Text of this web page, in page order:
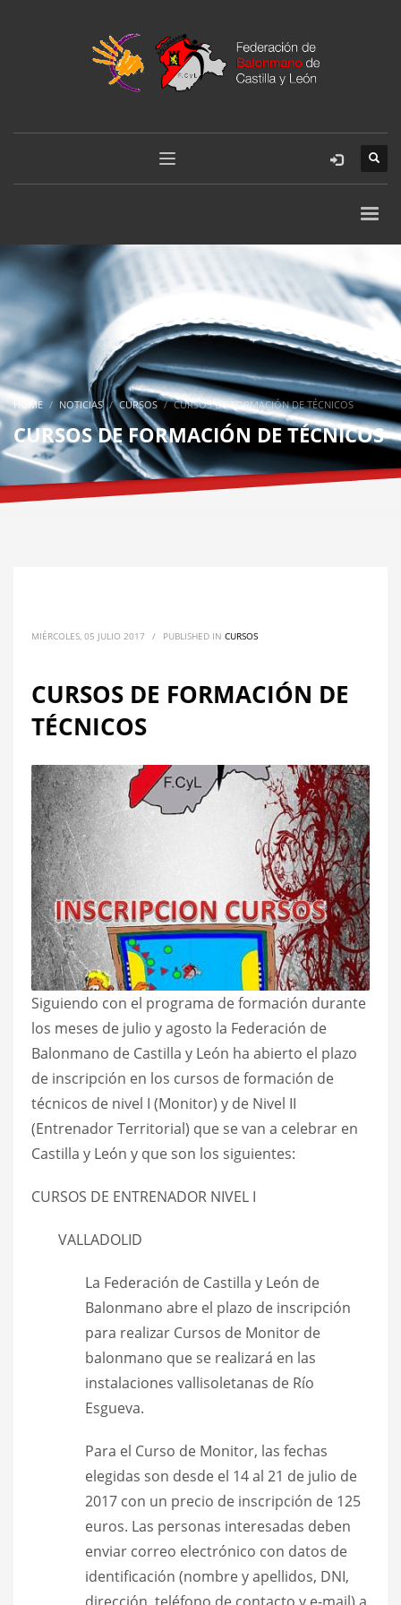
HOME NOTICIAS CURSOS CURSOS DE FORMACIÓN DE TÉCNICOS
CURSOS DE FORMACIÓN DE TÉCNICOS
MIÉRCOLES, 05 JULIO 2017 / PUBLISHED IN CURSOS
CURSOS DE FORMACIÓN DE
TÉCNICOS
Siguiendo con el programa de formación durante
los meses de julio y agosto la Federación de
Balonmano de Castilla y León ha abierto el plazo
de inscripción en los cursos de formación de
técnicos de nivel I (Monitor) y de Nivel II
(Entrenador Territorial) que se van a celebrar en
Castilla y León y que son los siguientes:
CURSOS DE ENTRENADOR NIVEL I
VALLADOLID
La Federación de Castilla y León de
Balonmano abre el plazo de inscripción
para realizar Cursos de Monitor de
balonmano que se realizará en las
instalaciones vallisoletanas de Río
Esgueva.
Para el Curso de Monitor, las fechas
elegidas son desde el 14 al 21 de julio de
2017 con un precio de inscripción de 125
euros. Las personas interesadas deben
enviar correo electrónico con datos de
identificación (nombre y apellidos, DNI,
dirección, teléfono de contacto y e-mail) a